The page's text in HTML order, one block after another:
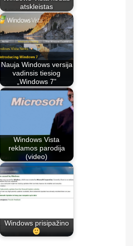
atskleistas
Nauja Windows versija
vadinsis tiesiog
„Windows 7”
Windows Vista
reklamos parodija
(video)
Windows prisipažino